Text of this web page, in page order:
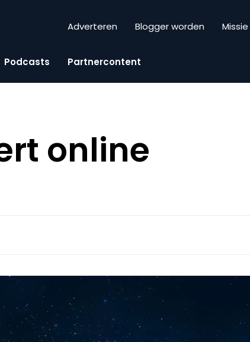
Adverteren Blogger worden
Podcasts Partnercontent
online